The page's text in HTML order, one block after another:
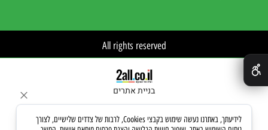
All rights reserved
בניית אתרים
לידיעתך, באתרנו נעשה שימוש בקבצי Cookies, לרבות של צדדים שלישיים, לצורך